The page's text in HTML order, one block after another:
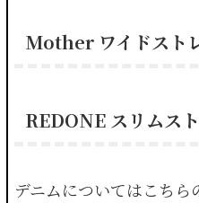
Mother ワイドスト
REDONE スリムス
デニムについてはこちら